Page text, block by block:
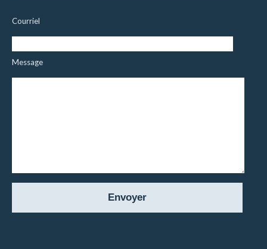
Courriel
Message